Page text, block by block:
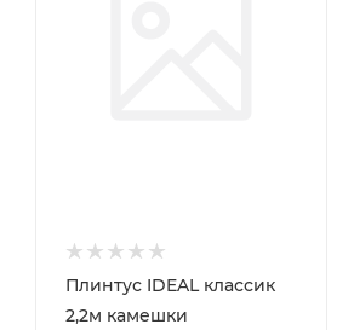
Плинтус IDEAL классик
2,2м камешки